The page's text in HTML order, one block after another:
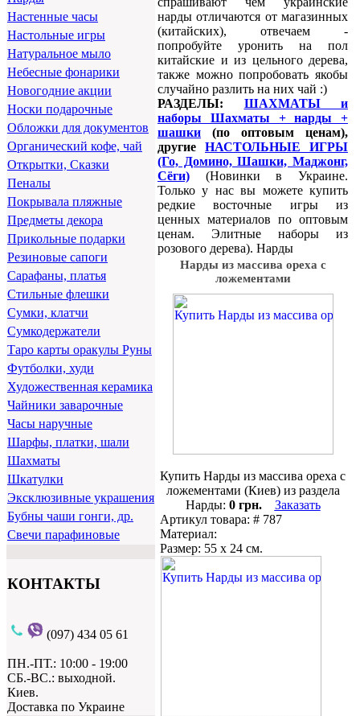
Настенные часы
Настольные игры
Натуральное мыло
Небесные фонарики
Новогодние акции
Носки подарочные
Обложки для документов
Органический кофе, чай
Открытки, Сказки
Пеналы
Покрывала пляжные
Предметы декора
Прикольные подарки
Резиновые сапоги
Сарафаны, платья
Стильные флешки
Сумки, клатчи
Сумкодержатели
Таро карты оракулы Руны
Футболки, худи
Художественная керамика
Чайники заварочные
Часы наручные
Шарфы, платки, шали
Шахматы
Шкатулки
Эксклюзивные украшения
Бубны чаши гонги, др.
Свечи парафиновые
КОНТАКТЫ
(097) 434 05 61
ПН.-ПТ.: 10:00 - 19:00
СБ.-ВС.: выходной.
Киев.
Доставка по Украине
нарды отличаются от магазинных
(китайских), отвечаем -
попробуйте уронить на пол
китайские и из цельного дерева,
также можно попробовать якобы
случайно разлить на них чай :)
РАЗДЕЛЫ: ШАХМАТЫ и
наборы Шахматы + нарды +
шашки (по оптовым ценам),
другие НАСТОЛЬНЫЕ ИГРЫ
(Го, Домино, Шашки, Маджонг,
Сёги) (Новинки в Украине.
Только у нас вы можете купить
редкие восточные игры из
ценных материалов по оптовым
ценам. Элитные наборы из
розового дерева). Нарды
Нарды из массива ореха с
ложементами
Купить Нарды из массива ореха с
ложементами (Киев) из раздела
Нарды: 0 грн.
Заказать
Артикул товара: # 787
Материал:
Размер: 55 х 24 см.